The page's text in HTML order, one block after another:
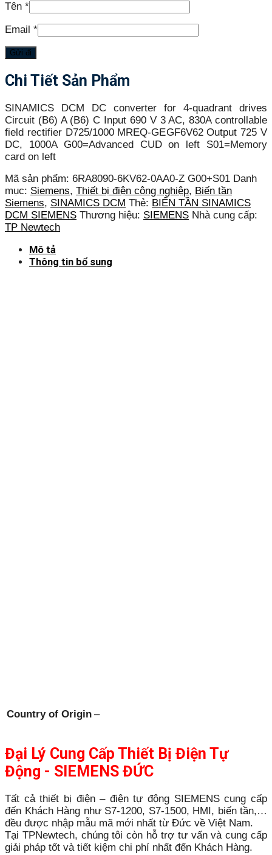
Tên *
Email *
Chi Tiết Sản Phẩm
SINAMICS DCM DC converter for 4-quadrant drives
Circuit (B6) A (B6) C Input 690 V 3 AC, 830A controllable
field rectifier D725/1000 MREQ-GEGF6V62 Output 725 V
DC, 1000A G00=Advanced CUD on left S01=Memory
card on left
Mã sản phẩm: 6RA8090-6KV62-0AA0-Z G00+S01 Danh
mục: Siemens, Thiết bị điện công nghiệp, Biến tần
Siemens, SINAMICS DCM Thẻ: BIẾN TẦN SINAMICS
DCM SIEMENS Thương hiệu: SIEMENS Nhà cung cấp:
TP Newtech
Mô tả
Thông tin bổ sung
Country of Origin –
Đại Lý Cung Cấp Thiết Bị Điện Tự
Động - SIEMENS ĐỨC
Tất cả thiết bị điện – điện tự động SIEMENS cung cấp
đến Khách Hàng như S7-1200, S7-1500, HMI, biến tần,…
đều được nhập mẫu mã mới nhất từ Đức về Việt Nam.
Tại TPNewtech, chúng tôi còn hỗ trợ tư vấn và cung cấp
giải pháp tốt và tiết kiệm chi phí nhất đến Khách Hàng.